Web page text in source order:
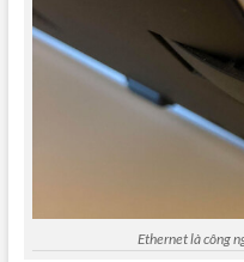
Ethernet là công